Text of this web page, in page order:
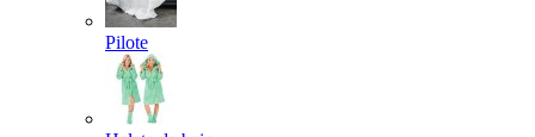
Pilote